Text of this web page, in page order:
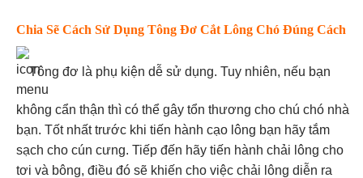
Chia Sẽ Cách Sử Dụng Tông Đơ Cắt Lông Chó Đúng Cách
Tông đơ là phụ kiện dễ sử dụng. Tuy nhiên, nếu bạn
không cẩn thận thì có thể gây tổn thương cho chú chó nhà
bạn. Tốt nhất trước khi tiến hành cạo lông bạn hãy tắm
sạch cho cún cưng. Tiếp đến hãy tiến hành chải lông cho
tơi và bông, điều đó sẽ khiến cho việc chải lông diễn ra